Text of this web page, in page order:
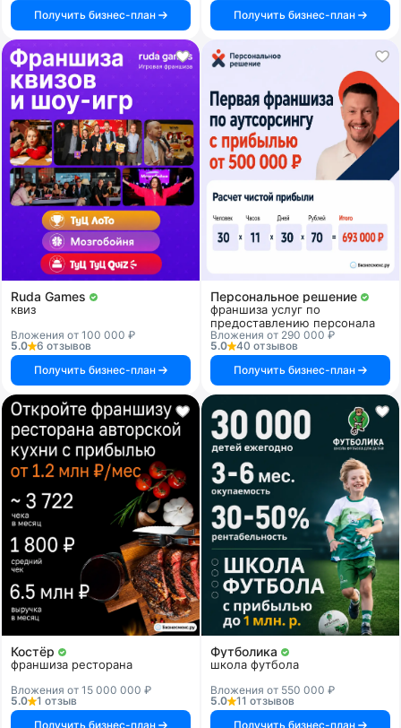
Получить бизнес-план
Получить бизнес-план
Ruda Games
квиз
Вложения от 100 000 ₽
5.0
6 отзывов
Получить бизнес-план
Персональное решение
франшиза услуг по
предоставлению персонала
Вложения от 290 000 ₽
5.0
40 отзывов
Получить бизнес-план
Костёр
франшиза ресторана
Вложения от 15 000 000 ₽
5.0
1 отзыв
Получить бизнес-план
Футболика
школа футбола
Вложения от 550 000 ₽
5.0
11 отзывов
Получить бизнес-план